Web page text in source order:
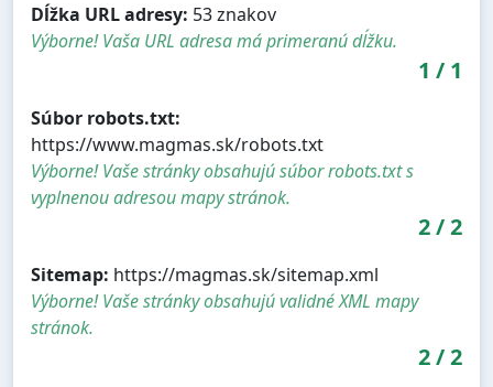
Dĺžka URL adresy: 53 znakov
Výborne! Vaša URL adresa má primeranú dĺžku.
1 / 1
Súbor robots.txt:
https://www.magmas.sk/robots.txt
Výborne! Vaše stránky obsahujú súbor robots.txt s
vyplnenou adresou mapy stránok.
2/2
Sitemap: https://magmas.sk/sitemap.xml
Výborne! Vaše stránky obsahujú validné XML mapy
stránok.
2/2